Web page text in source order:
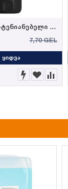
HUGVA-დამატენიანებელი ხელისა და სახის კრემი 100მლ (12)
7,70 GEL
ᲧᲘᲓᲕᲐ